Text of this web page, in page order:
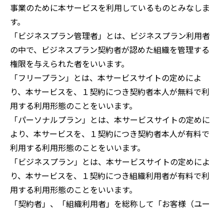
事業のために本サービスを利用しているものとみなしま
す。
「ビジネスプラン管理者」とは、ビジネスプラン利用者
の中で、ビジネスプラン契約者が認めた組織を管理する
権限を与えられた者をいいます。
「フリープラン」とは、本サービスサイトの定めによ
り、本サービスを、１契約につき契約者本人が無料で利
用する利用形態のことをいいます。
「パーソナルプラン」とは、本サービスサイトの定めに
より、本サービスを、１契約につき契約者本人が有料で
利用する利用形態のことをいいます。
「ビジネスプラン」とは、本サービスサイトの定めによ
り、本サービスを、１契約につき組織利用者が有料で利
用する利用形態のことをいいます。
「契約者」、「組織利用者」を総称して「お客様（ユー